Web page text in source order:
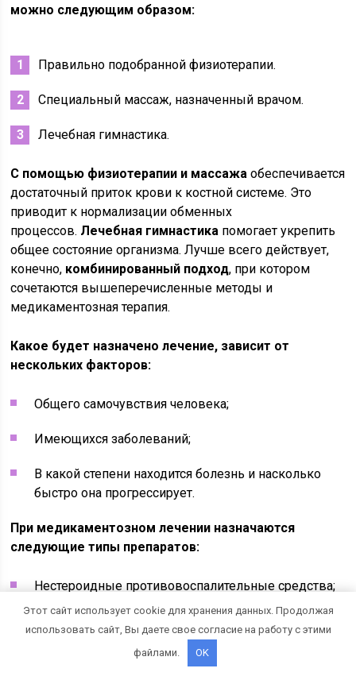
можно следующим образом:
Правильно подобранной физиотерапии.
Специальный массаж, назначенный врачом.
Лечебная гимнастика.
С помощью физиотерапии и массажа обеспечивается
достаточный приток крови к костной системе. Это
приводит к нормализации обменных
процессов. Лечебная гимнастика помогает укрепить
общее состояние организма. Лучше всего действует,
конечно, комбинированный подход, при котором
сочетаются вышеперечисленные методы и
медикаментозная терапия.
Какое будет назначено лечение, зависит от
нескольких факторов:
Общего самочувствия человека;
Имеющихся заболеваний;
В какой степени находится болезнь и насколько
быстро она прогрессирует.
При медикаментозном лечении назначаются
следующие типы препаратов:
Нестероидные противовоспалительные средства;
Препараты для защиты хряща от разрушения;
Лекарственные препараты с содержанием
Этот сайт использует cookie для хранения данных. Продолжая
использовать сайт, Вы даете свое согласие на работу с этими
файлами.
OK